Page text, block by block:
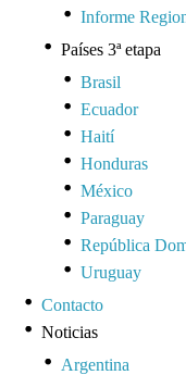
Informe
Países 3ª etapa
Brasil
Ecuador
Haití
Honduras
México
Paraguay
República
Uruguay
Contacto
Noticias
Argentina